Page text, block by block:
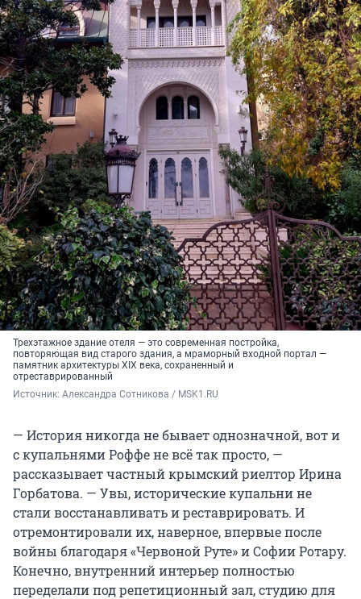
Трехэтажное здание отеля — это современная постройка,
повторяющая вид старого здания, а мраморный входной портал —
памятник архитектуры XIX века, сохраненный и
отреставрированный
Источник: Александра Сотникова / MSK1.RU
— История никогда не бывает однозначной, вот и
с купальнями Роффе не всё так просто, —
рассказывает частный крымский риелтор Ирина
Горбатова. — Увы, исторические купальни не
стали восстанавливать и реставрировать. И
отремонтировали их, наверное, впервые после
войны благодаря «Червоной Руте» и Софии Ротару.
Конечно, внутренний интерьер полностью
переделали под репетиционный зал, студию для